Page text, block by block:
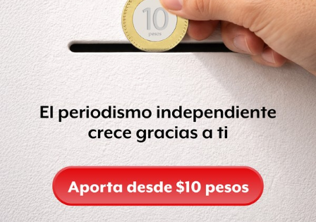
Compartir Leer después
OCULTAR COMENTARIOS
Iniciar sesión Registrate
Suscribete para comentar...